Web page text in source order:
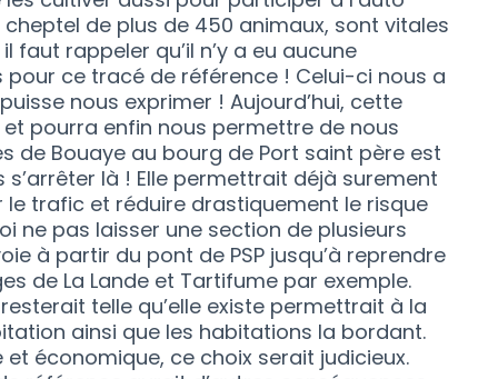
de plus de 450 animaux, sont vitales
faut rappeler qu’il n’y a eu aucune
ce tracé de référence ! Celui-ci nous a
nous exprimer ! Aujourd’hui, cette
pourra enfin nous permettre de nous
de Bouaye au bourg de Port saint père est
s’arrêter là ! Elle permettrait déjà surement
le trafic et réduire drastiquement le risque
ne pas laisser une section de plusieurs
à partir du pont de PSP jusqu’à reprendre
de La Lande et Tartifume par exemple.
telle qu’elle existe permettrait à la
ainsi que les habitations la bordant.
et économique, ce choix serait judicieux.